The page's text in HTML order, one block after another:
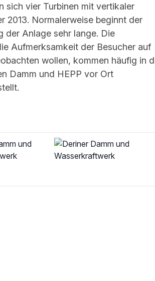
sich vier Turbinen mit vertikaler
2013. Normalerweise beginnt der
der Anlage sehr lange. Die
Aufmerksamkeit der Besucher auf
wollen, kommen häufig in
Damm und HEPP vor Ort